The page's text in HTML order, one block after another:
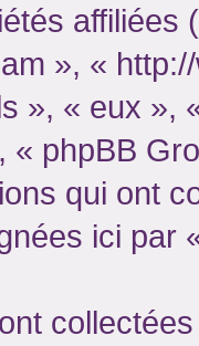
affiliées
», «
», « eux »,
« phpBB
qui ont
ici par